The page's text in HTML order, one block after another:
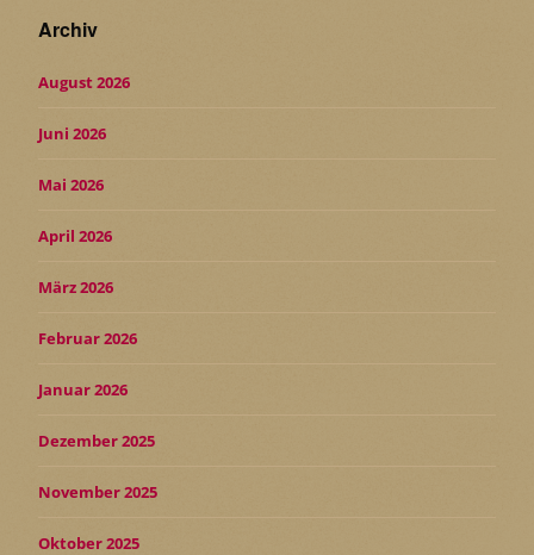
Archiv
August 2026
Juni 2026
Mai 2026
April 2026
März 2026
Februar 2026
Januar 2026
Dezember 2025
November 2025
Oktober 2025